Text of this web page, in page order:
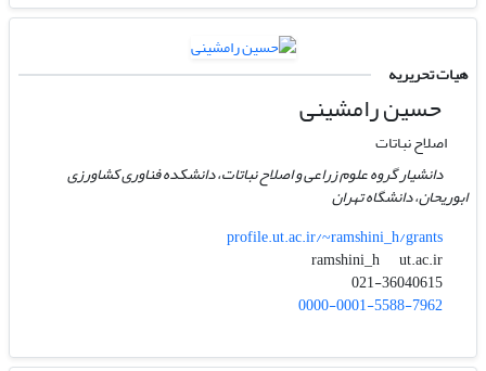
هیات تحریریه
حسین رامشینی
اصلاح نباتات
دانشیار گروه علوم زراعی و اصلاح نباتات، دانشکده فناوری کشاورزی
ابوریحان، دانشگاه تهران
profile.ut.ac.ir/~ramshini_h/grants
ramshini_h
ut.ac.ir
021-36040615
0000-0001-5588-7962